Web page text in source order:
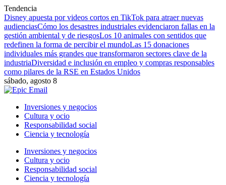
Tendencia
Disney apuesta por videos cortos en TikTok para atraer nuevas
audienciasCómo los desastres industriales evidenciaron fallas en la
gestión ambiental y de riesgosLos 10 animales con sentidos que
redefinen la forma de percibir el mundoLas 15 donaciones
individuales más grandes que transformaron sectores clave de la
industriaDiversidad e inclusión en empleo y compras responsables
como pilares de la RSE en Estados Unidos
sábado, agosto 8
Inversiones y negocios
Cultura y ocio
Responsabilidad social
Ciencia y tecnología
Inversiones y negocios
Cultura y ocio
Responsabilidad social
Ciencia y tecnología